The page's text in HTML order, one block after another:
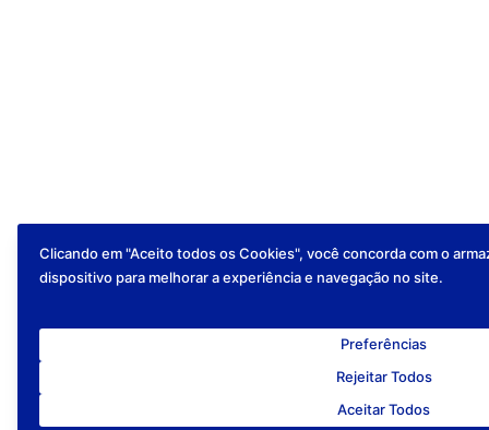
Clicando em "Aceito todos os Cookies", você concorda com o
dispositivo para melhorar a experiência e navegação no site.
Preferências
Rejeitar Todos
Aceitar Todos